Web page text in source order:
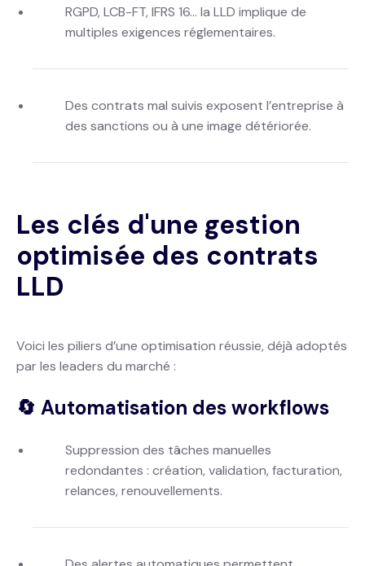
RGPD, LCB-FT, IFRS 16… la LLD implique de
multiples exigences réglementaires.
Des contrats mal suivis exposent l’entreprise à
des sanctions ou à une image détériorée.
Les clés d'une gestion
optimisée des contrats
LLD
Voici les piliers d’une optimisation réussie, déjà adoptés
par les leaders du marché :
🔄 Automatisation des workflows
Suppression des tâches manuelles
redondantes : création, validation, facturation,
relances, renouvellements.